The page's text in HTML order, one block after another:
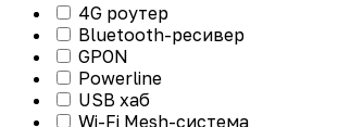
4G роутер
Bluetooth-ресивер
GPON
Powerline
USB хаб
Wi-Fi Mesh-система